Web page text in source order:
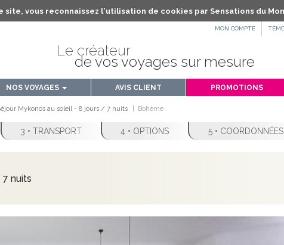
site, vous reconnaissez l'utilisation de cookies par Sensations du
MON COMPTE
Le créateur
de vos voyages sur mesure
NOS VOYAGES AVIS CLIENT PROMOTIONS
Mykonos au soleil - 8 jours / 7 nuits Bohème
3 • TRANSPORT 4 • OPTIONS 5 • COORDONNÉES
nuits